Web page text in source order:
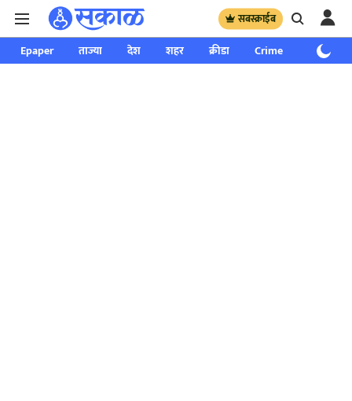
सबस्क्राईब
Epaper ताज्या देश शहर क्रीडा Crime साप्ताहिक